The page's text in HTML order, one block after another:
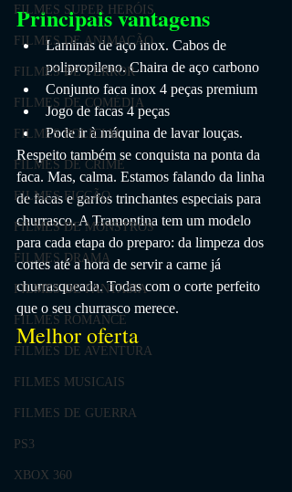
FILMES SUPER HERÓIS
FILMES DE ANIMAÇÃO
FILMES DE TERROR
FILMES DE COMÉDIA
FILMES POLICIAL
FILMES DE CRIME
FILMES FICÇÃO
FILMES DE MONSTROS
FILMES DRAMA
FILMES DE FANTASIA
FILMES ROMANCE
FILMES DE AVENTURA
FILMES MUSICAIS
FILMES DE GUERRA
PS3
XBOX 360
Principais vantagens
Laminas de aço inox. Cabos de
polipropileno. Chaira de aço carbono
Conjunto faca inox 4 peças premium
Jogo de facas 4 peças
Pode ir à máquina de lavar louças.
Respeito também se conquista na ponta da
faca. Mas, calma. Estamos falando da linha
de facas e garfos trinchantes especiais para
churrasco. A Tramontina tem um modelo
para cada etapa do preparo: da limpeza dos
cortes até a hora de servir a carne já
churrasqueada. Todas com o corte perfeito
que o seu churrasco merece.
Melhor oferta